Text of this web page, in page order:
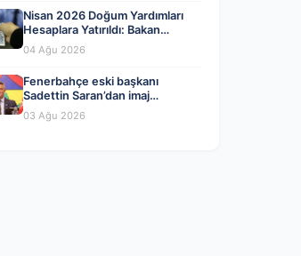
Nisan 2026 Doğum Yardımları
Hesaplara Yatırıldı: Bakan
Göktaş’tan Önemli Açıklama
04 Ağu 2026
Fenerbahçe eski başkanı
Sadettin Saran’dan imaj
değişikliği! İşte yeni tarzı…
03 Ağu 2026